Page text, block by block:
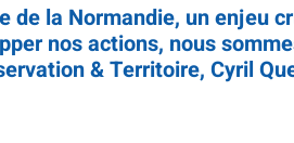
de la Normandie, un enjeu
nos actions, nous
& Territoire, Cyril